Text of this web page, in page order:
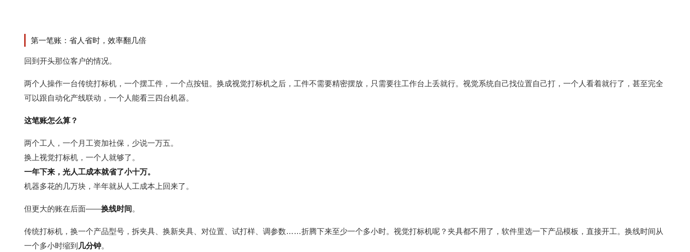
第一笔账：省人省时，效率翻几倍
回到开头那位客户的情况。
两个人操作一台传统打标机，一个摆工件，一个点按钮。换成视觉打标机之后，工件不需要精密摆放，只需要往工作台上丢就行。视觉系统自己找位置自己打，一个人看着就行了，甚至完全
可以跟自动化产线联动，一个人能看三四台机器。
这笔账怎么算？
两个工人，一个月工资加社保，少说一万五。
换上视觉打标机，一个人就够了。
一年下来，光人工成本就省了小十万。
机器多花的几万块，半年就从人工成本上回来了。
但更大的账在后面——换线时间。
传统打标机，换一个产品型号，拆夹具、换新夹具、对位置、试打样、调参数……折腾下来至少一个多小时。视觉打标机呢？夹具都不用了，软件里选一下产品模板，直接开工。换线时间从
一个多小时缩到 几分钟。